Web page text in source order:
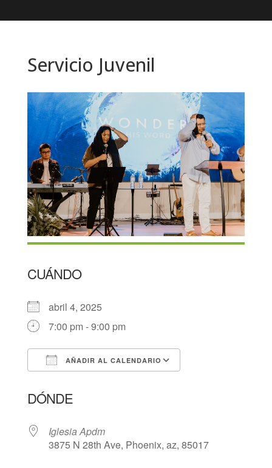
Servicio Juvenil
CUÁNDO
abril 4, 2025
7:00 pm - 9:00 pm
AÑADIR AL CALENDARIO
DÓNDE
Iglesia Apdm
3875 N 28th Ave, Phoenix, az, 85017